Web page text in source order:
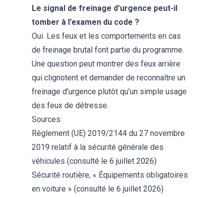
Le signal de freinage d’urgence peut-il
tomber à l’examen du code ?
Oui. Les feux et les comportements en cas
de freinage brutal font partie du programme.
Une question peut montrer des feux arrière
qui clignotent et demander de reconnaître un
freinage d’urgence plutôt qu’un simple usage
des feux de détresse.
Sources
Règlement (UE) 2019/2144 du 27 novembre
2019 relatif à la sécurité générale des
véhicules (consulté le 6 juillet 2026)
Sécurité routière, « Équipements obligatoires
en voiture » (consulté le 6 juillet 2026)